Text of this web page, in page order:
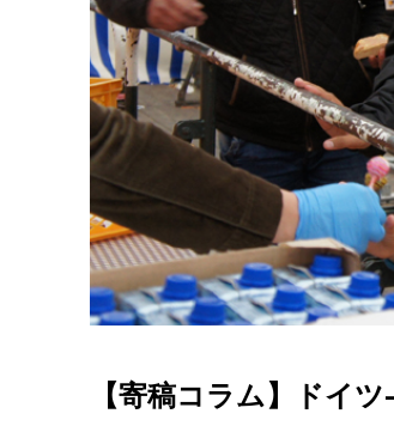
【寄稿コラム】ドイ